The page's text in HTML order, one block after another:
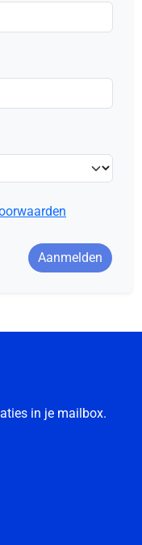
Aanmelden
in je mailbox.